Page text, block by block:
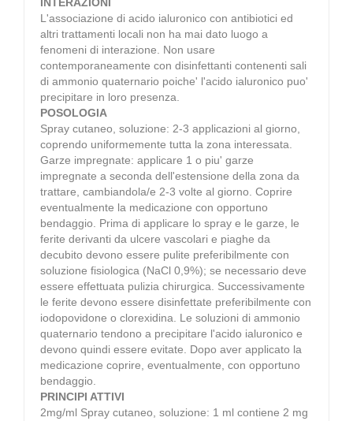
L'associazione di acido ialuronico con antibiotici ed
altri trattamenti locali non ha mai dato luogo a
fenomeni di interazione. Non usare
contemporaneamente con disinfettanti contenenti sali
di ammonio quaternario poiche' l'acido ialuronico puo'
precipitare in loro presenza.
POSOLOGIA
Spray cutaneo, soluzione: 2-3 applicazioni al giorno,
coprendo uniformemente tutta la zona interessata.
Garze impregnate: applicare 1 o piu' garze
impregnate a seconda dell'estensione della zona da
trattare, cambiandola/e 2-3 volte al giorno. Coprire
eventualmente la medicazione con opportuno
bendaggio. Prima di applicare lo spray e le garze, le
ferite derivanti da ulcere vascolari e piaghe da
decubito devono essere pulite preferibilmente con
soluzione fisiologica (NaCl 0,9%); se necessario deve
essere effettuata pulizia chirurgica. Successivamente
le ferite devono essere disinfettate preferibilmente con
iodopovidone o clorexidina. Le soluzioni di ammonio
quaternario tendono a precipitare l'acido ialuronico e
devono quindi essere evitate. Dopo aver applicato la
medicazione coprire, eventualmente, con opportuno
bendaggio.
PRINCIPI ATTIVI
2mg/ml Spray cutaneo, soluzione: 1 ml contiene 2 mg